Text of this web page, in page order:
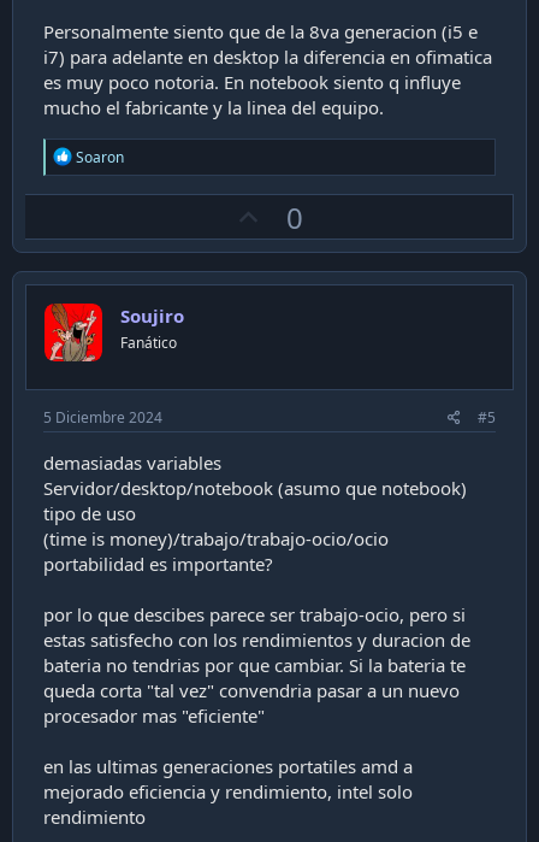
este año estaba terminando Electricidad Industrial y para
los trabajos con autocad en el laboratorio se utilizaban
equipos integrados con Procesadores i5 de 5ta y 6ta gen.
Mi pregunta es que diferencia hay de rendimiento
operativo entre un procesador de 6ta o uno de decima
gen.
Muchas gracias por sus opiniones
Personalmente siento que de la 8va generacion (i5 e
i7) para adelante en desktop la diferencia en ofimatica
es muy poco notoria. En notebook siento q influye
mucho el fabricante y la linea del equipo.
R
e
a
i
o
n
s
:
Soaron
p
v
0
Soujiro
Fanático
5 Diciembre 2024 #5
demasiadas variables
Servidor/desktop/notebook (asumo que notebook)
tipo de uso
(time is money)/trabajo/trabajo-ocio/ocio
portabilidad es importante?
por lo que descibes parece ser trabajo-ocio, pero si
estas satisfecho con los rendimientos y duracion de
bateria no tendrias por que cambiar. Si la bateria te
queda corta "tal vez" convendria pasar a un nuevo
procesador mas "eficiente"
en las ultimas generaciones portatiles amd a
mejorado eficiencia y rendimiento, intel solo
rendimiento